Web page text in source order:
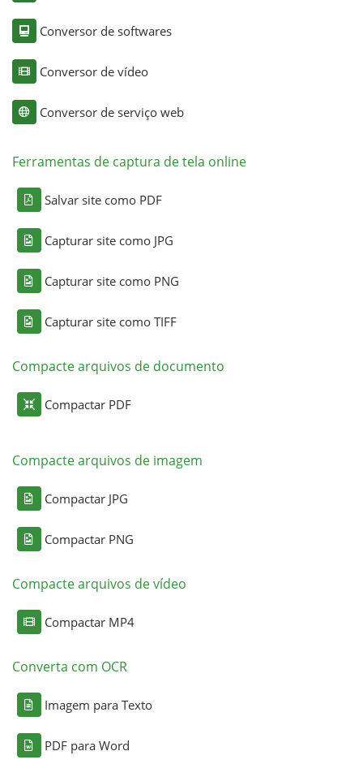
Conversor de softwares
Conversor de vídeo
Conversor de serviço web
Ferramentas de captura de tela online
Salvar site como PDF
Capturar site como JPG
Capturar site como PNG
Capturar site como TIFF
Compacte arquivos de documento
Compactar PDF
Compacte arquivos de imagem
Compactar JPG
Compactar PNG
Compacte arquivos de vídeo
Compactar MP4
Converta com OCR
Imagem para Texto
PDF para Word